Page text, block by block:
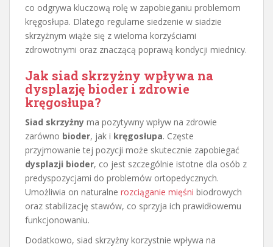
co odgrywa kluczową rolę w zapobieganiu problemom
kręgosłupa. Dlatego regularne siedzenie w siadzie
skrzyżnym wiąże się z wieloma korzyściami
zdrowotnymi oraz znaczącą poprawą kondycji miednicy.
Jak siad skrzyżny wpływa na
dysplazję bioder i zdrowie
kręgosłupa?
Siad skrzyżny ma pozytywny wpływ na zdrowie
zarówno bioder, jak i kręgosłupa. Częste
przyjmowanie tej pozycji może skutecznie zapobiegać
dysplazji bioder, co jest szczególnie istotne dla osób z
predyspozycjami do problemów ortopedycznych.
Umożliwia on naturalne rozciąganie mięśni biodrowych
oraz stabilizację stawów, co sprzyja ich prawidłowemu
funkcjonowaniu.
Dodatkowo, siad skrzyżny korzystnie wpływa na